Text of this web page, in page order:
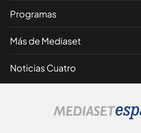
Programas
Más de Mediaset
Noticias Cuatro